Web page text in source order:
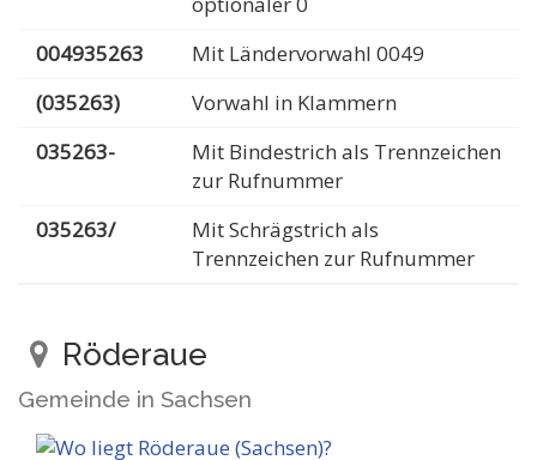
004935263
Mit Ländervorwahl 0049
(035263)
Vorwahl in Klammern
035263-
Mit Bindestrich als Trennzeichen
zur Rufnummer
035263/
Mit Schrägstrich als
Trennzeichen zur Rufnummer
Röderaue
Gemeinde in Sachsen